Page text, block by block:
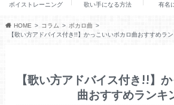
ボイストレーニング 歌い手になる方法 有名
HOME コラム
ボカロ曲
【歌い方アドバイス付き!!】かっこいいボカロ曲おすすめラ
【歌い方アドバイス付き!!】
曲おすすめランキ